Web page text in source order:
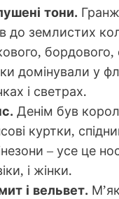
тони.
до землистих
бордового,
домінували у
і светрах.
Денім був
куртки,
– усе це
і жінки.
і вельвет.